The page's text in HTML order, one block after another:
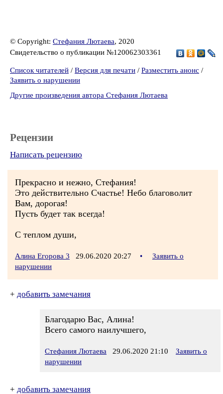
© Copyright: Стефания Лютаева, 2020
Свидетельство о публикации №120062303361
Список читателей / Версия для печати / Разместить анонс /
Заявить о нарушении
Другие произведения автора Стефания Лютаева
Рецензии
Написать рецензию
Прекрасно и нежно, Стефания!
Это действительно Счастье! Небо благоволит
Вам, дорогая!
Пусть будет так всегда!
С теплом души,
Алина Егорова 3 29.06.2020 20:27 •
Заявить о
нарушении
+ добавить замечания
Благодарю Вас, Алина!
Всего самого наилучшего,
Стефания Лютаева 29.06.2020 21:10
Заявить о
нарушении
+ добавить замечания